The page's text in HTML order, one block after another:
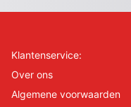
Klantenservice:
Over ons
Algemene voorwaarden